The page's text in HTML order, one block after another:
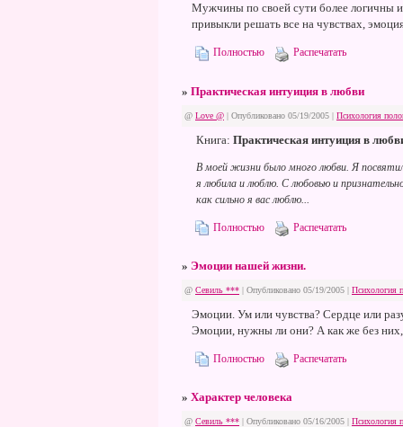
Мужчины по своей сути более логичны
привыкли решать все на чувствах,
Полностью Распечатать
» Практическая интуиция в любви
@ Love @ | Опубликовано 05/19/2005 | Психология
Книга: Практическая интуиция в
В моей жизни было много любви. Я
я любила и люблю. С любовью и
как сильно я вас люблю...
Полностью Распечатать
» Эмоции нашей жизни.
@ Севиль *** | Опубликовано 05/19/2005 | Психология
Эмоции. Ум или чувства? Сердце или
Эмоции, нужны ли они? А как же без
Полностью Распечатать
» Характер человека
@ Севиль *** | Опубликовано 05/16/2005 | Психология